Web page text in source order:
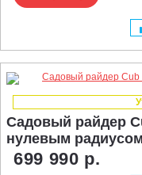
Садовый райдер
нулевым
699 990 р.